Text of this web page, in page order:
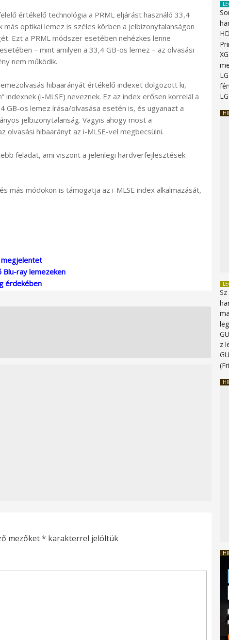
értékelő technológia a PRML eljárást használó 33,4
optikai lemez is széles körben a jelbizonytalanságon
Ezt a PRML módszer esetében nehézkes lenne
– mint amilyen a 33,4 GB-os lemez – az olvasási
nem működik.
hibaarányát értékelő indexet dolgozott ki,
indexnek (i-MLSE) neveznek. Ez az index erősen korrelál a
GB-os lemez írása/olvasása esetén is, és ugyanazt a
jelbizonytalanság. Vagyis ahogy most a
olvasási hibaarányt az i-MLSE-vel megbecsülni.
feladat, ami viszont a jelenlegi hardverfejlesztések
más módokon is támogatja az i-MLSE index alkalmazását,
megjelentet
ray lemezeken
érdekében
mezőket* karakterrel jelöltük
z